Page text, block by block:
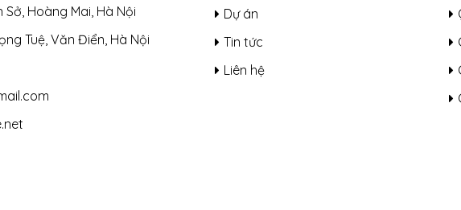
Sở, Hoàng Mai, Hà Nội
Tuệ, Văn Điển, Hà Nội
Dự án
Tin tức
Liên hệ